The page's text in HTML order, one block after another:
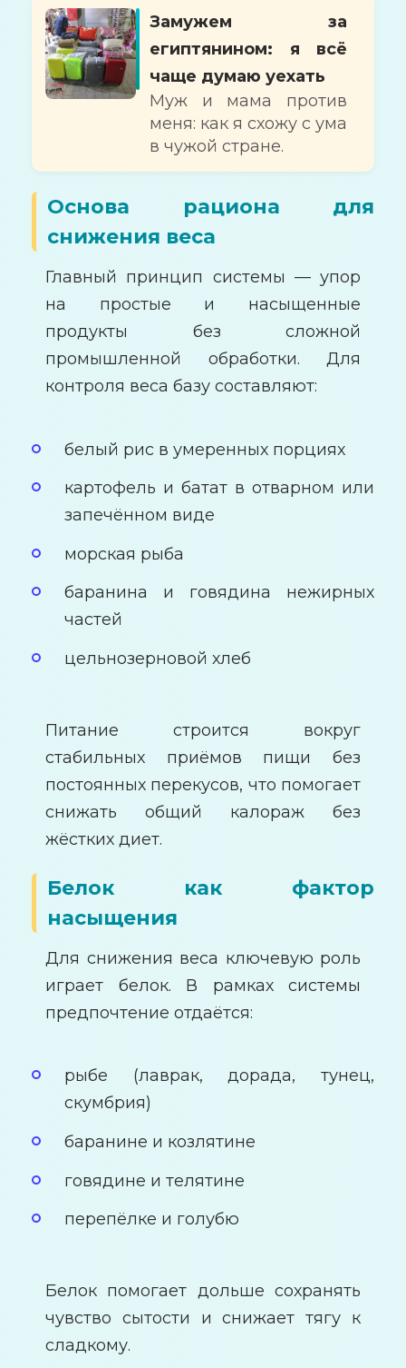
Замужем за
египтянином: я всё
чаще думаю уехать
Муж и мама против
меня: как я схожу с ума
в чужой стране.
Основа рациона для
снижения веса
Главный принцип системы — упор
на простые и насыщенные
продукты без сложной
промышленной обработки. Для
контроля веса базу составляют:
белый рис в умеренных порциях
картофель и батат в отварном или
запечённом виде
морская рыба
баранина и говядина нежирных
частей
цельнозерновой хлеб
Питание строится вокруг
стабильных приёмов пищи без
постоянных перекусов, что помогает
снижать общий калораж без
жёстких диет.
Белок как фактор
насыщения
Для снижения веса ключевую роль
играет белок. В рамках системы
предпочтение отдаётся:
рыбе (лаврак, дорада, тунец,
скумбрия)
баранине и козлятине
говядине и телятине
перепёлке и голубю
Белок помогает дольше сохранять
чувство сытости и снижает тягу к
сладкому.